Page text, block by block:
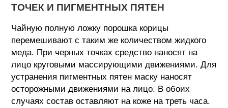
ТОЧЕК И ПИГМЕНТНЫХ ПЯТЕН
Чайную полную ложку порошка корицы
перемешивают с таким же количеством жидкого
меда. При черных точках средство наносят на
лицо круговыми массирующими движениями. Для
устранения пигментных пятен маску наносят
осторожными движениями на лицо. В обоих
случаях состав оставляют на коже на треть часа.